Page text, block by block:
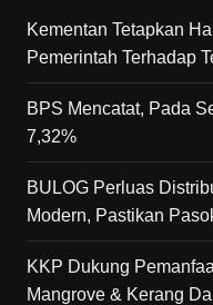
Kementan Tetapkan
Pemerintah Terhadap
BPS Mencatat, Pada
7,32%
BULOG Perluas
Modern, Pastikan
KKP Dukung
Mangrove & Kerang